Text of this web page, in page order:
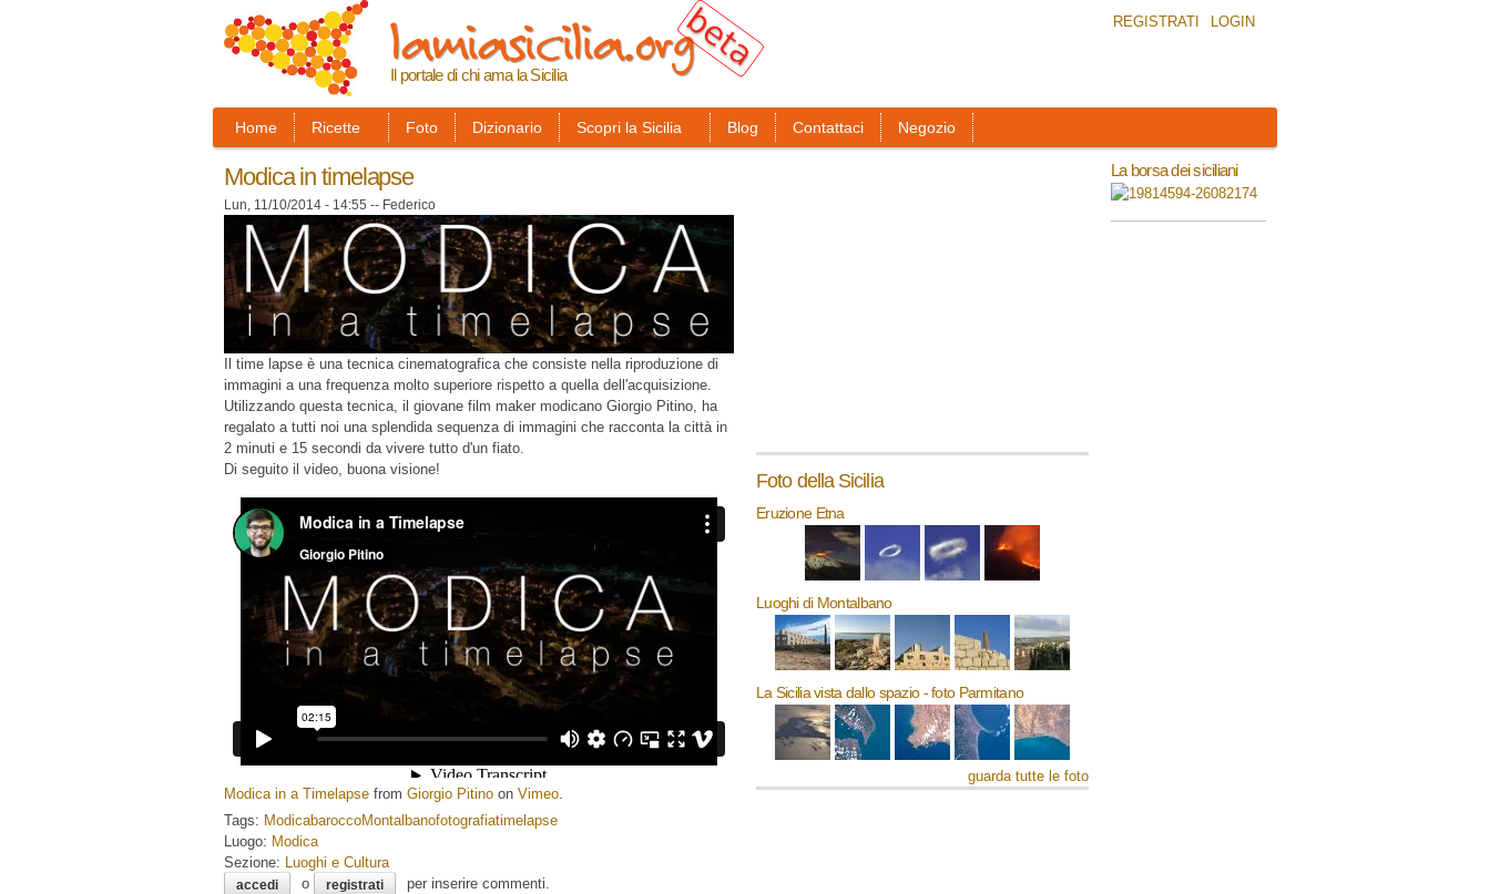
Salta al
contenuto
principale
lamiasicilia.org
Il portale di chi ama la Sicilia
REGISTRATI LOGIN
Home Ricette Foto Dizionario Scopri la Sicilia Blog Contattaci Negozio
Modica in timelapse
Lun, 11/10/2014 - 14:55 -- Federico
Il time lapse è una tecnica cinematografica che consiste nella riproduzione di
immagini a una frequenza molto superiore rispetto a quella dell'acquisizione.
Utilizzando questa tecnica, il giovane film maker modicano Giorgio Pitino, ha
regalato a tutti noi una splendida sequenza di immagini che racconta la città in
2 minuti e 15 secondi da vivere tutto d'un fiato.
Di seguito il video, buona visione!
Modica in a Timelapse from Giorgio Pitino on Vimeo.
Tags: ModicabaroccoMontalbanofotografiatimelapse
Luogo: Modica
Sezione: Luoghi e Cultura
accedi o registrati per inserire commenti.
Foto della Sicilia
Eruzione Etna
Luoghi di Montalbano
La Sicilia vista dallo spazio - foto Parmitano
guarda tutte le foto
La borsa dei siciliani